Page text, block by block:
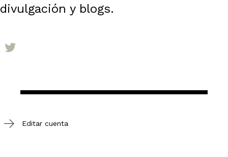
divulgación y blogs.
Editar cuenta